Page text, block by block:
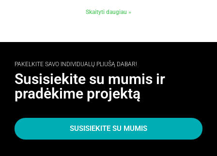
Skaityti daugiau »
PAKELKITE SAVO INDIVIDUALŲ PLIUŠĄ DABAR!
Susisiekite su mumis ir
pradėkime projektą
SUSISIEKITE SU MUMIS